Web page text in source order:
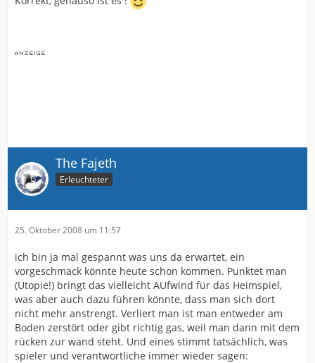
und ein SChwick sind da die richtigrn Marionetten
The Fajeth
Erleuchteter
25. Oktober 2008 um 11:57
ich bin ja mal gespannt was uns da erwartet, ein
vorgeschmack könnte heute schon kommen. Punktet man
(Utopie!) bringt das vielleicht AUfwind für das Heimspiel,
was aber auch dazu führen könnte, dass man sich dort
nicht mehr anstrengt. Verliert man ist man entweder am
Boden zerstört oder gibt richtig gas, weil man dann mit dem
rücken zur wand steht. Und eines stimmt tatsächlich, was
spieler und verantwortliche immer wieder sagen: